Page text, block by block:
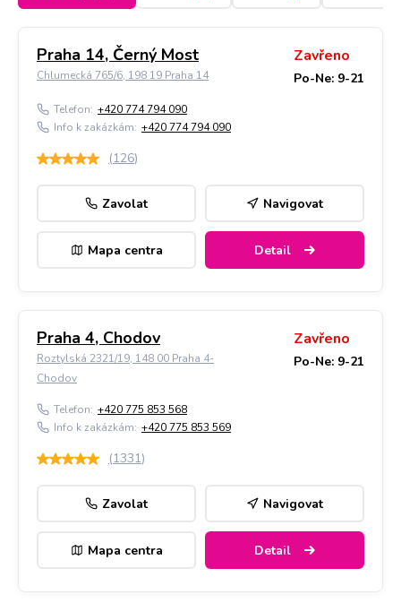
Praha 14, Černý Most
Chlumecká 765/6, 198 19 Praha 14
Zavřeno
Po-Ne: 9-21
Telefon: +420 774 794 090
Info k zakázkám: +420 774 794 090
(126)
Zavolat Navigovat
Mapa centra Detail
Praha 4, Chodov
Roztylská 2321/19, 148 00 Praha 4-
Chodov
Zavřeno
Po-Ne: 9-21
Telefon: +420 775 853 568
Info k zakázkám: +420 775 853 569
(1331)
Zavolat Navigovat
Mapa centra Detail